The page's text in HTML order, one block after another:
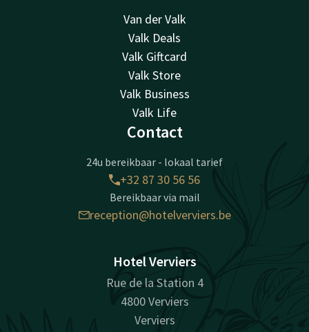
Van der Valk
Valk Deals
Valk Giftcard
Valk Store
Valk Business
Valk Life
Contact
24u bereikbaar - lokaal tarief
+32 87 30 56 56
Bereikbaar via mail
reception@hotelverviers.be
Hotel Verviers
Rue de la Station 4
4800 Verviers
Verviers